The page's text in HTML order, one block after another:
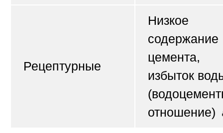
Рецептурные
Низкое
содержание
цемента,
избыток
отношение)